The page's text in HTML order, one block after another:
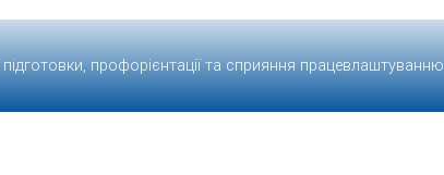
підготовки, профорієнтації та сприяння працевлаштуванню